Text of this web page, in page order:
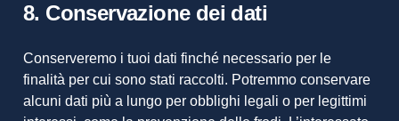
8. Conservazione dei dati
Conserveremo i tuoi dati finché necessario per le
finalità per cui sono stati raccolti. Potremmo conservare
alcuni dati più a lungo per obblighi legali o per legittimi